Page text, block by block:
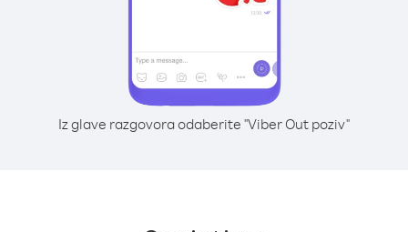
Iz glave razgovora odaberite "Viber Out poziv"